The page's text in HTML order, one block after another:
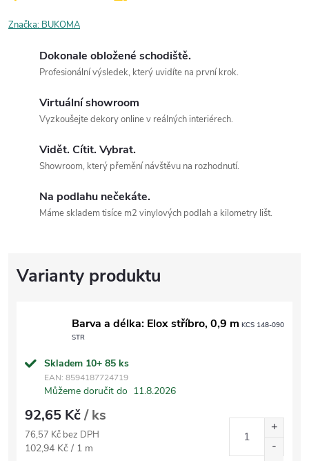
Značka: BUKOMA
Dokonale obložené schodiště.
Profesionální výsledek, který uvidíte na první krok.
Virtuální showroom
Vyzkoušejte dekory online v reálných interiérech.
Vidět. Cítit. Vybrat.
Showroom, který přemění návštěvu na rozhodnutí.
Na podlahu nečekáte.
Máme skladem tisíce m2 vinylových podlah a kilometry lišt.
Barva a délka: Elox stříbro, 0,9 m KCS 148-090
STR
Skladem 10+ 85 ks
EAN: 8594187724719
Můžeme doručit do 11.8.2026
92,65 Kč/ ks
76,57 Kč bez DPH
Měrná cena:
102,94 Kč / 1 m